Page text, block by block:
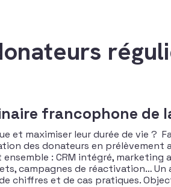
francophone de
maximiser leur durée de vie ?
des donateurs en prélèvement
: CRM intégré,
campagnes de réactivation…
chiffres et de cas pratiques.